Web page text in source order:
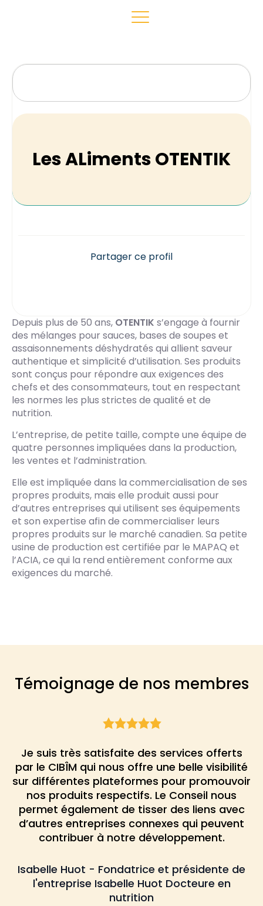
Les ALiments OTENTIK
Partager ce profil
Depuis plus de 50 ans, OTENTIK s’engage à fournir
des mélanges pour sauces, bases de soupes et
assaisonnements déshydratés qui allient saveur
authentique et simplicité d’utilisation. Ses produits
sont conçus pour répondre aux exigences des
chefs et des consommateurs, tout en respectant
les normes les plus strictes de qualité et de
nutrition.
L’entreprise, de petite taille, compte une équipe de
quatre personnes impliquées dans la production,
les ventes et l’administration.
Elle est impliquée dans la commercialisation de ses
propres produits, mais elle produit aussi pour
d’autres entreprises qui utilisent ses équipements
et son expertise afin de commercialiser leurs
propres produits sur le marché canadien. Sa petite
usine de production est certifiée par le MAPAQ et
l’ACIA, ce qui la rend entièrement conforme aux
exigences du marché.
Témoignage de nos membres
Je suis très satisfaite des services offerts
par le CIBÎM qui nous offre une belle visibilité
sur différentes plateformes pour promouvoir
nos produits respectifs. Le Conseil nous
permet également de tisser des liens avec
d’autres entreprises connexes qui peuvent
contribuer à notre développement.​
Isabelle Huot - Fondatrice et présidente de
l'entreprise Isabelle Huot Docteure en
nutrition